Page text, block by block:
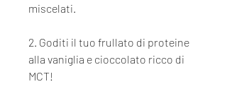
miscelati.
2. Goditi il tuo frullato di proteine ​​
alla vaniglia e cioccolato ricco di
MCT!